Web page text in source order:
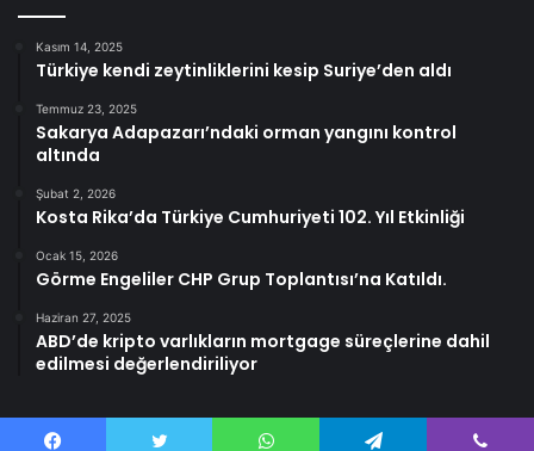
Kasım 14, 2025
Türkiye kendi zeytinliklerini kesip Suriye’den aldı
Temmuz 23, 2025
Sakarya Adapazarı’ndaki orman yangını kontrol
altında
Şubat 2, 2026
Kosta Rika’da Türkiye Cumhuriyeti 102. Yıl Etkinliği
Ocak 15, 2026
Görme Engeliler CHP Grup Toplantısı’na Katıldı.
Haziran 27, 2025
ABD’de kripto varlıkların mortgage süreçlerine dahil
edilmesi değerlendiriliyor